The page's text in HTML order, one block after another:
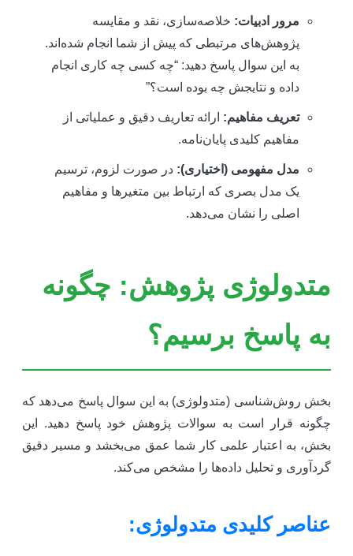
مرور ادبیات:خلاصه‌سازی، نقد و مقایسه
پژوهش‌های مرتبطی که پیش از شما انجام شده‌اند.
به این سوال پاسخ دهید: “چه کسی چه کاری انجام
داده و نتایجش چه بوده است؟”
تعریف مفاهیم:ارائه تعاریف دقیق و عملیاتی از
مفاهیم کلیدی پایان‌نامه.
مدل مفهومی (اختیاری):در صورت لزوم، ترسیم
یک مدل بصری که ارتباط بین متغیرها و مفاهیم
اصلی را نشان می‌دهد.
پژوهش: چگونه
پاسخ برسیم؟
روش‌شناسی (متدولوژی) به این سوال پاسخ می‌دهد که
قرار است به سوالات پژوهش خود پاسخ دهید. این
به اعتبار علمی کار شما عمق می‌بخشد و مسیر دقیق
و تحلیل داده‌ها را مشخص می‌کند.
کلیدی متدولوژی: